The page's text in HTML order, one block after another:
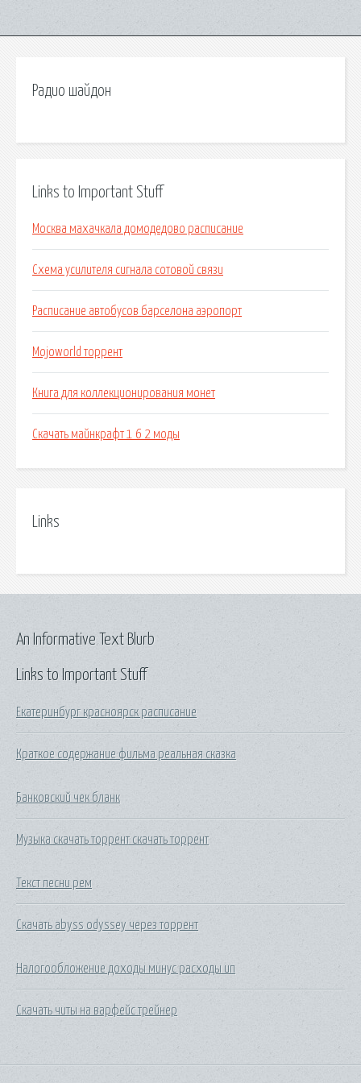
Радио шайдон
Links to Important Stuff
Москва махачкала домодедово расписание
Схема усилителя сигнала сотовой связи
Расписание автобусов барселона аэропорт
Mojoworld торрент
Книга для коллекционирования монет
Скачать майнкрафт 1 6 2 моды
Links
Links to Important Stuff
Екатеринбург красноярск расписание
Краткое содержание фильма реальная сказка
Банковский чек бланк
Музыка скачать торрент скачать торрент
Текст песни рем
Скачать abyss odyssey через торрент
Налогообложение доходы минус расходы ип
Скачать читы на варфейс трейнер
An Informative Text Blurb